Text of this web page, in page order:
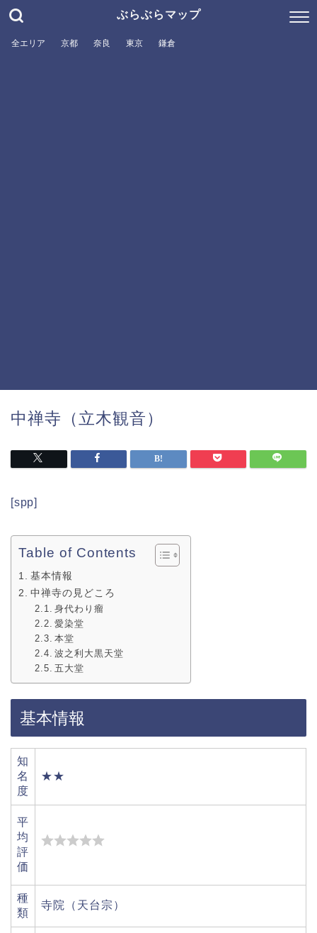
ぶらぶらマップ
全エリア 京都 奈良 東京 鎌倉
中禅寺（立木観音）
[spp]
Table of Contents
基本情報
中禅寺の見どころ
身代わり瘤
愛染堂
本堂
波之利大黒天堂
五大堂
基本情報
知
名
度
★★
平
均
評
価
種
類
寺院（天台宗）